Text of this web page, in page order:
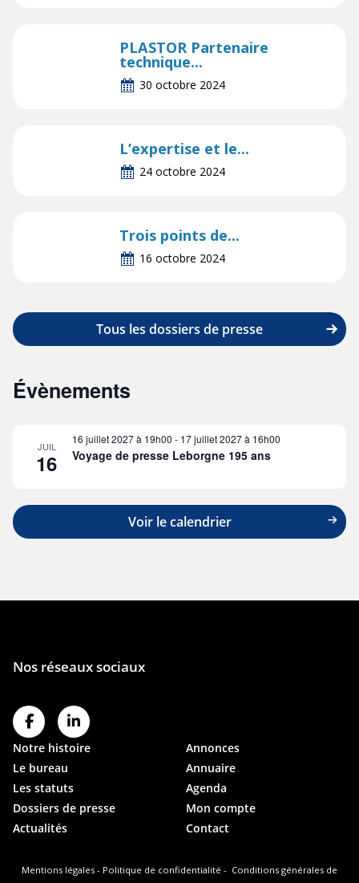
PLASTOR Partenaire
technique...
30 octobre 2024
L’expertise et le...
24 octobre 2024
Trois points de...
16 octobre 2024
Tous les dossiers de presse
Évènements
JUIL
16
16 juillet 2027 à 19h00 - 17 juillet 2027 à 16h00
Voyage de presse Leborgne 195 ans
Voir le calendrier
Notre histoire
Le bureau
Les statuts
Dossiers de presse
Actualités
Annonces
Annuaire
Agenda
Mon compte
Contact
Mentions légales - Politique de confidentialité - Conditions générales de